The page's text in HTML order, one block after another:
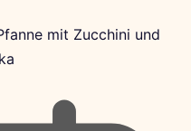
mit Zucchini und